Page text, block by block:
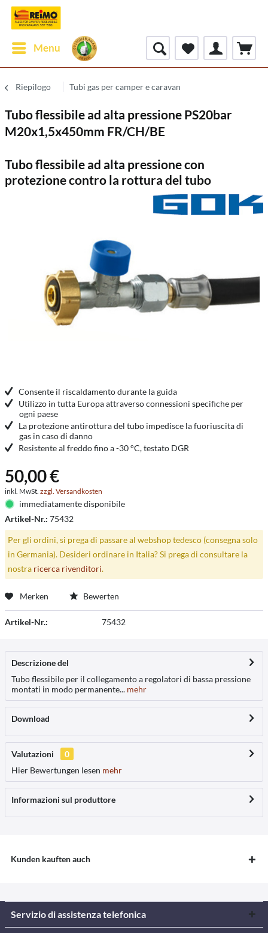
Menu
Riepilogo Tubi gas per camper e caravan
Tubo flessibile ad alta pressione PS20bar
M20x1,5x450mm FR/CH/BE
Tubo flessibile ad alta pressione con
protezione contro la rottura del tubo
Consente il riscaldamento durante la guida
Utilizzo in tutta Europa attraverso connessioni specifiche per
ogni paese
La protezione antirottura del tubo impedisce la fuoriuscita di
gas in caso di danno
Resistente al freddo fino a -30 °C, testato DGR
50,00 €
inkl. MwSt. zzgl. Versandkosten
immediatamente disponibile
Artikel-Nr.: 75432
Per gli ordini, si prega di passare al webshop tedesco (consegna solo
in Germania). Desideri ordinare in Italia? Si prega di consultare la
nostra ricerca rivenditori.
Merken Bewerten
Artikel-Nr.: 75432
Descrizione del
Tubo flessibile per il collegamento a regolatori di bassa pressione
montati in modo permanente... mehr
Download
Valutazioni
0
Hier Bewertungen lesen mehr
Informazioni sul produttore
Kunden kauften auch
Servizio di assistenza telefonica